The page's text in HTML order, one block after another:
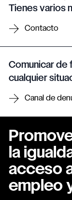
Tienes varios
Contacto
Comunicar de
cualquier
Canal de
la
acceso
empleo